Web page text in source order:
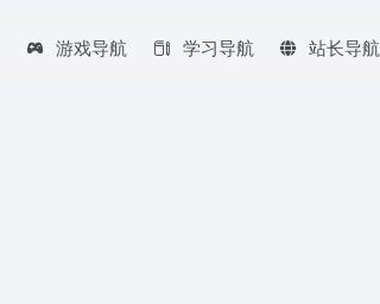
游戏导航 学习导航 站长导航